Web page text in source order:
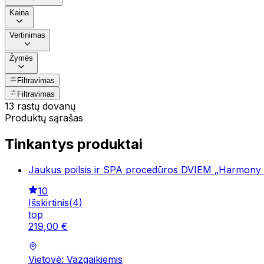
Kaina
Vertinimas
Žymės
Filtravimas
Filtravimas
13 rastų dovanų
Produktų sąrašas
Tinkantys produktai
Jaukus poilsis ir SPA procedūros DVIEM „Harmony
10
Išskirtinis(4)
top
219,00 €
Vietovė: Vazgaikiemis